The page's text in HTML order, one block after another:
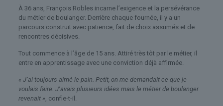
À 36 ans, François Robles incarne l’exigence et la persévérance
du métier de boulanger. Derrière chaque fournée, il y a un
parcours construit avec patience, fait de choix assumés et de
rencontres décisives.
Tout commence à l’âge de 15 ans. Attiré très tôt par le métier, il
entre en apprentissage avec une conviction déjà affirmée.
« J’ai toujours aimé le pain. Petit, on me demandait ce que je
voulais faire. J’avais plusieurs idées mais le métier de boulanger
revenait » , confie-t-il.